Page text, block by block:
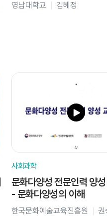
영남대학교 김혜정
사회과학
문화다양성 전문인력 양
- 문화다양성의 이해
한국문화예술교육진흥원 권